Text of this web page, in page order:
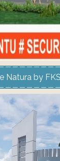
Natura by FKS